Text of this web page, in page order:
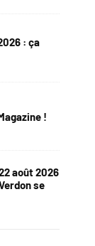
: ça
!
août 2026
se